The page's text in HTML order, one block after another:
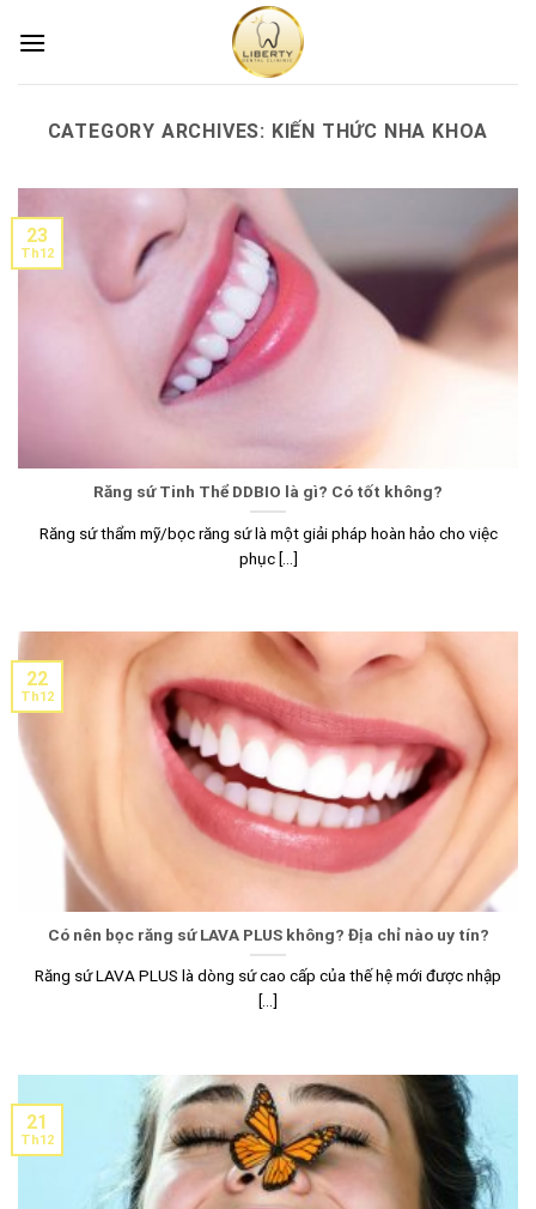
CATEGORY ARCHIVES: KIẾN THỨC NHA KHOA
Răng sứ Tinh Thể DDBIO là gì? Có tốt không?
Răng sứ thẩm mỹ/bọc răng sứ là một giải pháp hoàn hảo cho việc
phục [...]
23
Th12
Có nên bọc răng sứ LAVA PLUS không? Địa chỉ nào uy tín?
Răng sứ LAVA PLUS là dòng sứ cao cấp của thế hệ mới được nhập
[...]
22
Th12
21
Th12